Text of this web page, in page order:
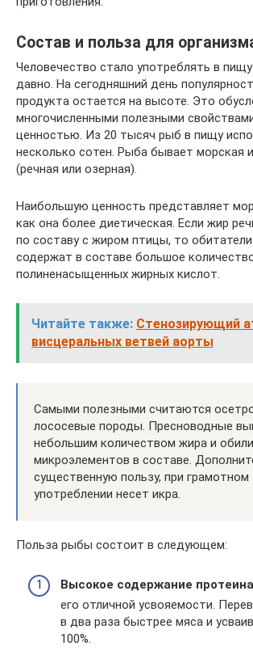
Состав и польза для
Человечество стало употреблять в
давно. На сегодняшний день
продукта остается на высоте. Это
многочисленными полезными
ценностью. Из 20 тысяч рыб в пищу
несколько сотен. Рыба бывает морская
(речная или озерная).
Наибольшую ценность представляет
как она более диетическая. Если жир
по составу с жиром птицы, то
содержат в составе большое
полиненасыщенных жирных кислот.
Читайте также: Стенозирующий
висцеральных ветвей аорты
Самыми полезными считаются
лососевые породы. Пресноводные
небольшим количеством жира и
микроэлементов в составе.
существенную пользу, при грамотном
употреблении несет икра.
Польза рыбы состоит в следующем:
Высокое содержание
его отличной усвояемости.
в два раза быстрее мяса и
100%.